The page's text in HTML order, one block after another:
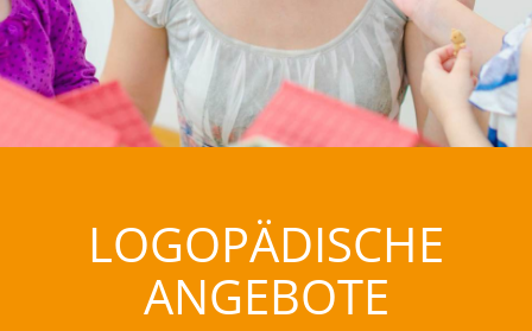
LOGOPÄDISCHE
ANGEBOTE